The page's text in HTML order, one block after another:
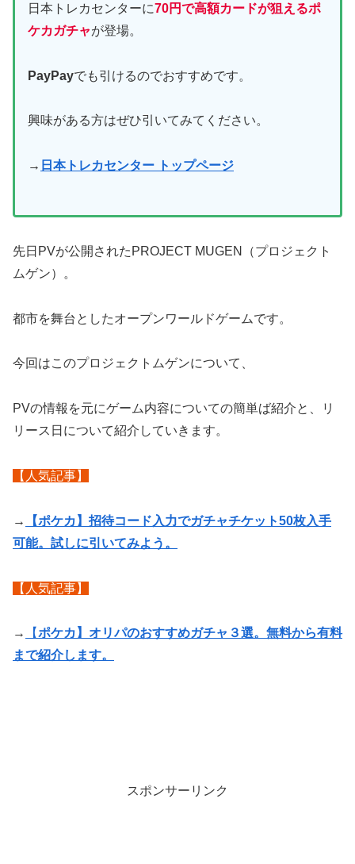
日本トレカセンターに70円で高額カードが狙えるポ
ケカガチャが登場。
PayPayでも引けるのでおすすめです。
興味がある方はぜひ引いてみてください。
→ 日本トレカセンター トップページ
先日PVが公開されたPROJECT MUGEN（プロジェクト
ムゲン）。
都市を舞台としたオープンワールドゲームです。
今回はこのプロジェクトムゲンについて、
PVの情報を元にゲーム内容についての簡単ば紹介と、リ
リース日について紹介していきます。
【人気記事】
→
【ポケカ】招待コード入力でガチャチケット50枚入手
可能。試しに引いてみよう。
【人気記事】
→ 【ポケカ】オリパのおすすめガチャ３選。無料から有料
まで紹介します。
スポンサーリンク